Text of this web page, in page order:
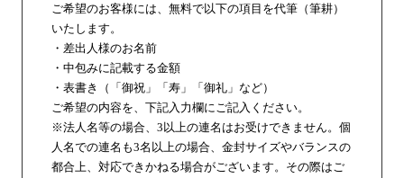
ご希望のお客様には、無料で以下の項目を代筆（筆耕）
いたします。
・差出人様のお名前
・中包みに記載する金額
・表書き（「御祝」「寿」「御礼」など）
ご希望の内容を、下記入力欄にご記入ください。
※法人名等の場合、3以上の連名はお受けできません。個
人名での連名も3名以上の場合、金封サイズやバランスの
都合上、対応できかねる場合がございます。その際はご